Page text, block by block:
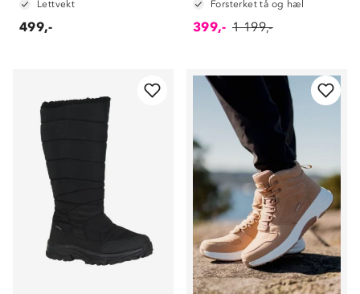
Lettvekt
499,-
Forsterket tå og hæl
399,- 1 199,-